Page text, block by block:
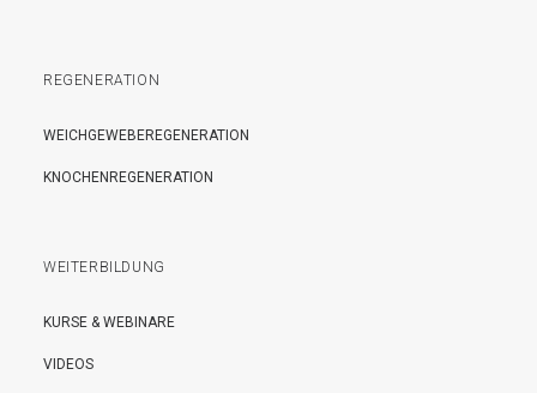
REGENERATION
WEICHGEWEBEREGENERATION
KNOCHENREGENERATION
WEITERBILDUNG
KURSE & WEBINARE
VIDEOS